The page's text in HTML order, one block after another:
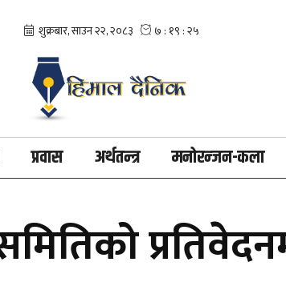
प्रवास अर्थतन्त्र मनोरन्जन-कला